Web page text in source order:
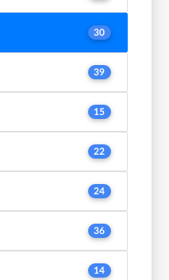
30
39
15
22
24
36
14